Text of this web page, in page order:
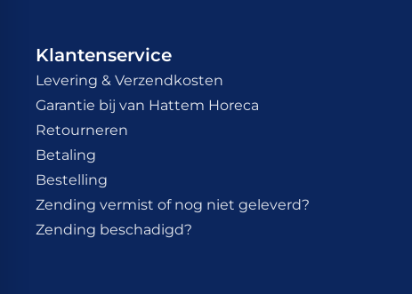
Klantenservice
Levering & Verzendkosten
Garantie bij van Hattem Horeca
Retourneren
Betaling
Bestelling
Zending vermist of nog niet geleverd?
Zending beschadigd?